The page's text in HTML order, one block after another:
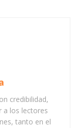
credibilidad,
a los lectores
tanto en el